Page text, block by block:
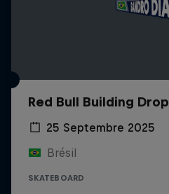
Red Bull Building Drop
25 Septembre 2025
Brésil
SKATEBOARD